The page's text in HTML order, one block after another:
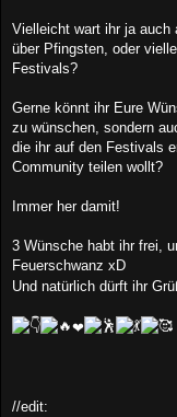
a
Vielleicht wart ihr ja auch
über Pfingsten, oder
Festivals?
Gerne könnt ihr Eure
zu wünschen, sondern
die ihr auf den Festivals
Community teilen wollt?
Immer her damit!
3 Wünsche habt ihr frei,
Feuerschwanz xD
Und natürlich dürft ihr
❤
//edit: